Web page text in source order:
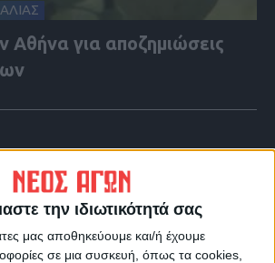
την ιδιωτικότητά σας
μας αποθηκεύουμε και/ή έχουμε
σε μια συσκευή, όπως τα cookies,
Αθήνα για αποζημιώσεις